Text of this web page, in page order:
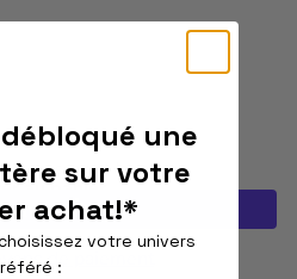
$12
du passage à la caisse.
au panier
de paiement
débloqué une
sur votre
achat!*
votre univers
: